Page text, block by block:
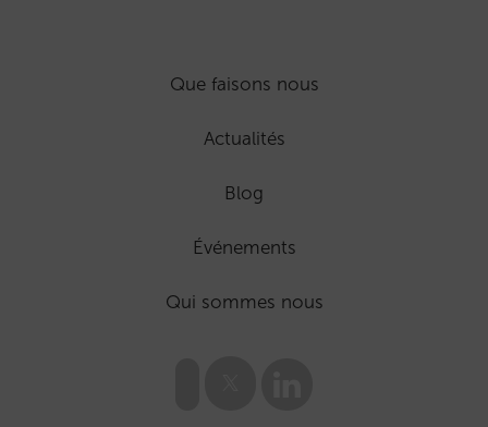
Que faisons nous
Actualités
Blog
Événements
Qui sommes nous